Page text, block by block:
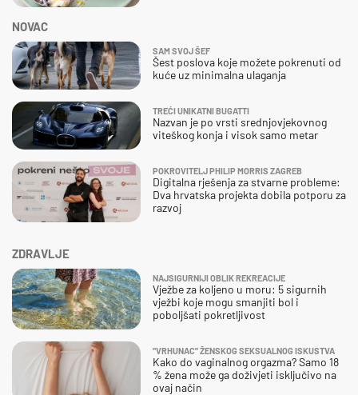
ZDRAVLJE
NAJSIGURNIJI OBLIK REKREACIJE
Vježbe za koljeno u moru: 5 sigurnih
vježbi koje mogu smanjiti bol i
poboljšati pokretljivost
"VRHUNAC" ŽENSKOG SEKSUALNOG ISKUSTVA
Kako do vaginalnog orgazma? Samo 18
% žena može ga doživjeti isključivo na
ovaj način
NOVAC
SAM SVOJ ŠEF
Šest poslova koje možete pokrenuti od
kuće uz minimalna ulaganja
TREĆI UNIKATNI BUGATTI
Nazvan je po vrsti srednjovjekovnog
viteškog konja i visok samo metar
POKROVITELJ PHILIP MORRIS ZAGREB
Digitalna rješenja za stvarne probleme:
Dva hrvatska projekta dobila potporu za
razvoj